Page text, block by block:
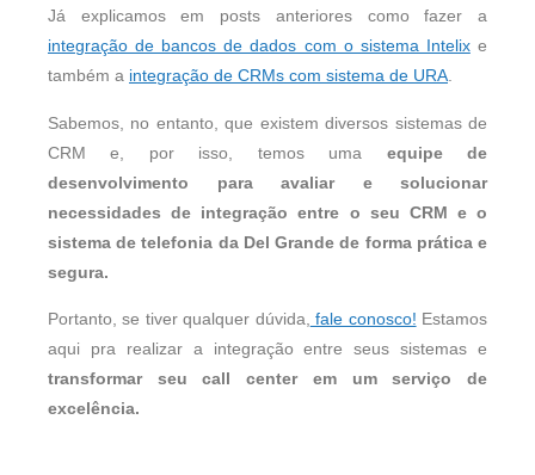
Já explicamos em posts anteriores como fazer a
integração de bancos de dados com o sistema Intelixe
também a integração de CRMs com sistema de URA.
Sabemos, no entanto, que existem diversos sistemas de
CRM e, por isso, temos uma equipe de
desenvolvimento para avaliar e solucionar
necessidades de integração entre o seu CRM e o
sistema de telefonia da Del Grande de forma prática e
segura.
Portanto, se tiver qualquer dúvida, fale conosco! Estamos
aqui pra realizar a integração entre seus sistemas e
transformar seu call center em um serviço de
excelência.